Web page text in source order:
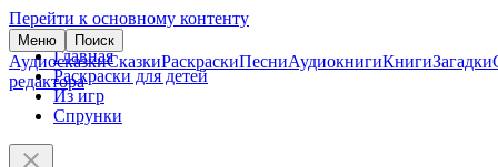
Перейти к основному контенту
Меню Поиск
АудиосказкиСказкиРаскраскиПесниАудиокнигиКнигиЗагадки
редактора
Главная
Раскраски для детей
Из игр
Спрунки